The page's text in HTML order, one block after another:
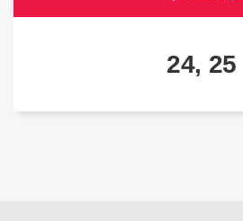
24, 25
24, 25
24, 25